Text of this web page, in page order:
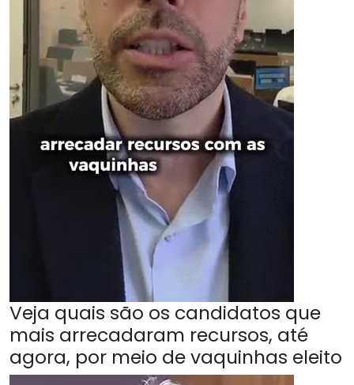
Veja quais são os candidatos que
mais arrecadaram recursos, até
agora, por meio de vaquinhas eleito